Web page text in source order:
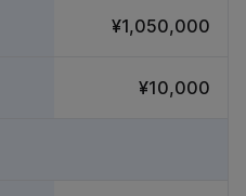
¥1,050,000
¥10,000